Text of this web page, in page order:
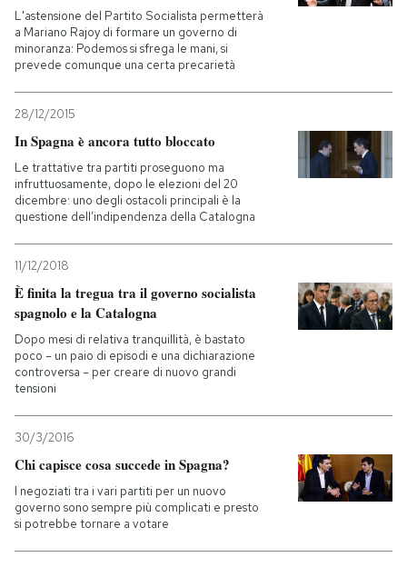
L'astensione del Partito Socialista permetterà
a Mariano Rajoy di formare un governo di
minoranza: Podemos si sfrega le mani, si
prevede comunque una certa precarietà
28/12/2015
In Spagna è ancora tutto bloccato
Le trattative tra partiti proseguono ma
infruttuosamente, dopo le elezioni del 20
dicembre: uno degli ostacoli principali è la
questione dell’indipendenza della Catalogna
11/12/2018
È finita la tregua tra il governo socialista
spagnolo e la Catalogna
Dopo mesi di relativa tranquillità, è bastato
poco – un paio di episodi e una dichiarazione
controversa – per creare di nuovo grandi
tensioni
30/3/2016
Chi capisce cosa succede in Spagna?
I negoziati tra i vari partiti per un nuovo
governo sono sempre più complicati e presto
si potrebbe tornare a votare